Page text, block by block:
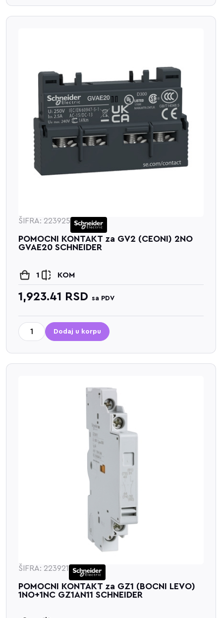
ŠIFRA: 223925
POMOCNI KONTAKT za GV2 (CEONI) 2NO
GVAE20 SCHNEIDER
1 KOM
1,923.41 RSD sa PDV
Dodaj u korpu
ŠIFRA: 223921
POMOCNI KONTAKT za GZ1 (BOCNI LEVO)
1NO+1NC GZ1AN11 SCHNEIDER